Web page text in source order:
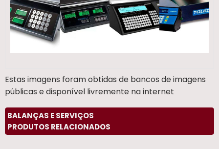
Estas imagens foram obtidas de bancos de imagens
públicas e disponível livremente na internet
BALANÇAS E SERVIÇOS
PRODUTOS RELACIONADOS